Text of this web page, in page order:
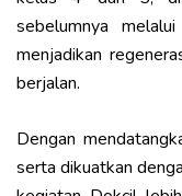
sebelumnya
menjadikan
berjalan.
Dengan
serta dikuatkan